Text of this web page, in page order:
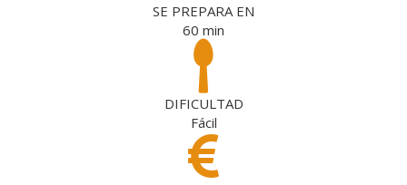
SE PREPARA EN
60 min
DIFICULTAD
Fácil